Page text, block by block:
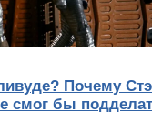
Почему
смог бы